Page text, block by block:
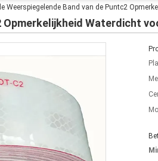
Weerspiegelende Band van de Puntc2
Opmerkelijkheid Waterdicht